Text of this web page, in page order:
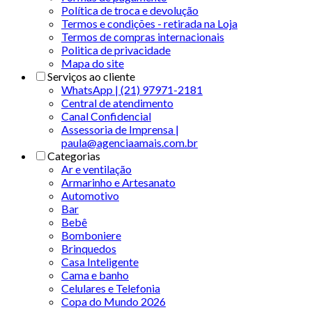
Política de troca e devolução
Termos e condições - retirada na Loja
Termos de compras internacionais
Politica de privacidade
Mapa do site
Serviços ao cliente
WhatsApp | (21) 97971-2181
Central de atendimento
Canal Confidencial
Assessoria de Imprensa |
paula@agenciaamais.com.br
Categorias
Ar e ventilação
Armarinho e Artesanato
Automotivo
Bar
Bebê
Bomboniere
Brinquedos
Casa Inteligente
Cama e banho
Celulares e Telefonia
Copa do Mundo 2026